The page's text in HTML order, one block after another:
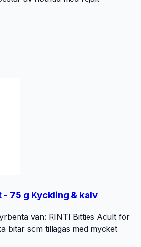
- 75 g Kyckling & kalv
vän: RINTI Bitties Adult för
bitar som tillagas med mycket